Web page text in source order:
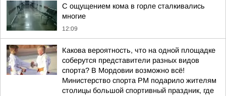
С ощущением кома в горле сталкивались
многие
12:09
Какова вероятность, что на одной площадке
соберутся представители разных видов
спорта? В Мордовии возможно всё!
Министерство спорта РМ подарило жителям
столицы большой спортивный праздник, где